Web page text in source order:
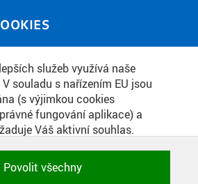
služeb využívá naše
souladu s nařízením EU jsou
(s výjimkou cookies
fungování aplikace) a
Váš aktivní souhlas.
vybrat a povolit cookies podle
můžete samozřejmě
Povolit všechny
FOTOGRAFIE